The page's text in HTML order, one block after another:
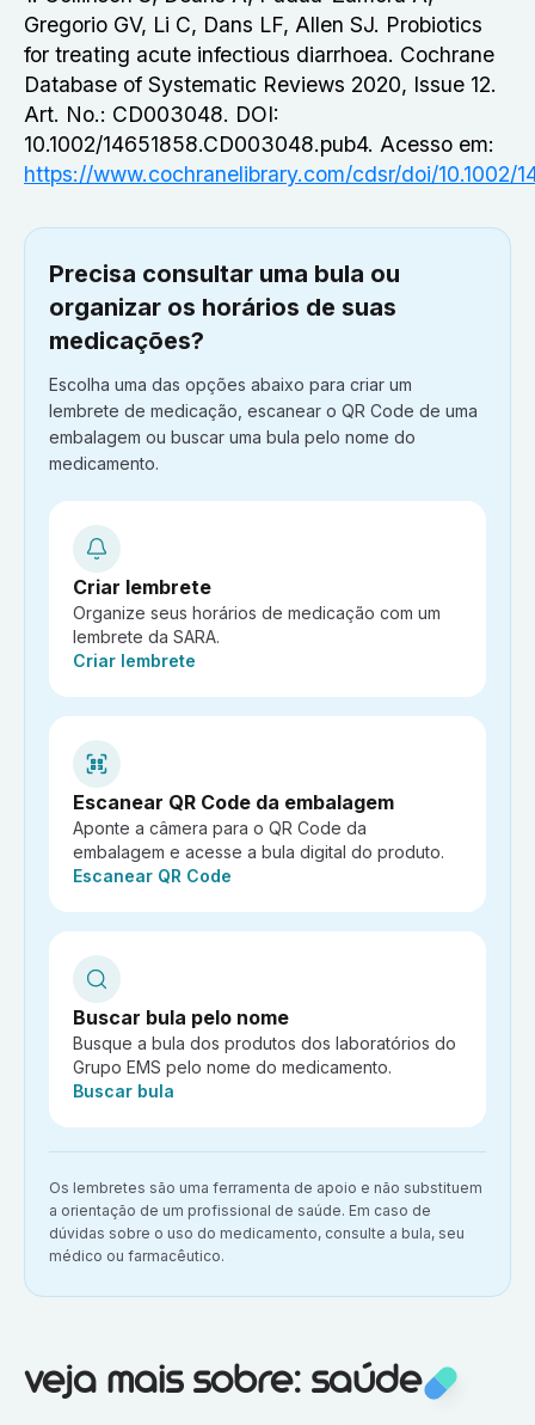
Gregorio GV, Li C, Dans LF, Allen SJ. Probiotics
for treating acute infectious diarrhoea. Cochrane
Database of Systematic Reviews 2020, Issue 12.
Art. No.: CD003048. DOI:
10.1002/14651858.CD003048.pub4. Acesso em:
https://www.cochranelibrary.com/cdsr/doi/10.1002/
Precisa consultar uma bula ou
organizar os horários de suas
medicações?
Escolha uma das opções abaixo para criar um
lembrete de medicação, escanear o QR Code de uma
embalagem ou buscar uma bula pelo nome do
medicamento.
Criar lembrete
Organize seus horários de medicação com um
lembrete da SARA.
Ação:
Criar lembrete
Escanear QR Code da embalagem
Aponte a câmera para o QR Code da
embalagem e acesse a bula digital do produto.
Ação:
Escanear QR Code
Buscar bula pelo nome
Busque a bula dos produtos dos laboratórios do
Grupo EMS pelo nome do medicamento.
Ação:
Buscar bula
Aviso importante:
Os lembretes são uma ferramenta de apoio e não substituem
a orientação de um profissional de saúde. Em caso de
dúvidas sobre o uso do medicamento, consulte a bula, seu
médico ou farmacêutico.
Veja mais sobre:Saúde
veja mais sobre: saúde